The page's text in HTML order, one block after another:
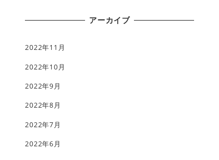
アーカイブ
2022年11月
2022年10月
2022年9月
2022年8月
2022年7月
2022年6月